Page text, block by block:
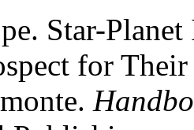
. Star-
for